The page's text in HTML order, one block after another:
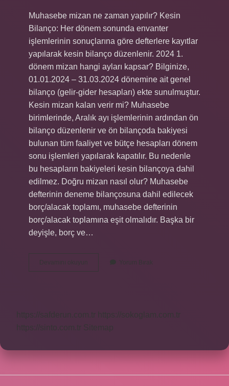
Muhasebe mizan ne zaman yapılır? Kesin
Bilanço: Her dönem sonunda envanter
işlemlerinin sonuçlarına göre defterlere kayıtlar
yapılarak kesin bilanço düzenlenir. 2024 1.
dönem mizan hangi ayları kapsar? Bilginize,
01.01.2024 – 31.03.2024 dönemine ait genel
bilanço (gelir-gider hesapları) ekte sunulmuştur.
Kesin mizan kalan verir mi? Muhasebe
birimlerinde, Aralık ayı işlemlerinin ardından ön
bilanço düzenlenir ve ön bilançoda bakiyesi
bulunan tüm faaliyet ve bütçe hesapları dönem
sonu işlemleri yapılarak kapatılır. Bu nedenle
bu hesapların bakiyeleri kesin bilançoya dahil
edilmez. Doğru mizan nasıl olur? Muhasebe
defterinin deneme bilançosuna dahil edilecek
borç/alacak toplamı, muhasebe defterinin
borç/alacak toplamına eşit olmalıdır. Başka bir
deyişle, borç ve…
Devamını okuyun
Ne
Yorum Bırak
https://safderun.com.tr
https://sokoglam.com.tr
https://sinto.com.tr Sitemap